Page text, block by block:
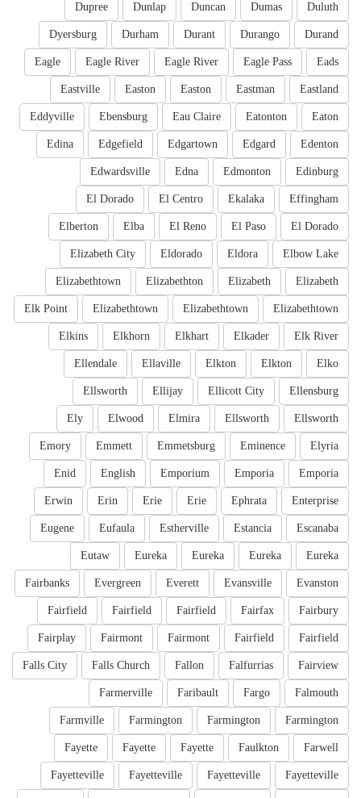
Duluth
Dumas
Duncan
Dunlap
Dupree
Durand
Durango
Durant
Durham
Dyersburg
Eads
Eagle Pass
Eagle River
Eagle River
Eagle
Eastland
Eastman
Easton
Easton
Eastville
Eaton
Eatonton
Eau Claire
Ebensburg
Eddyville
Edenton
Edgard
Edgartown
Edgefield
Edina
Edinburg
Edmonton
Edna
Edwardsville
Effingham
Ekalaka
El Centro
El Dorado
El Dorado
El Paso
El Reno
Elba
Elberton
Elbow Lake
Eldora
Eldorado
Elizabeth City
Elizabeth
Elizabeth
Elizabethton
Elizabethtown
Elizabethtown
Elizabethtown
Elizabethtown
Elk Point
Elk River
Elkader
Elkhart
Elkhorn
Elkins
Elko
Elkton
Elkton
Ellaville
Ellendale
Ellensburg
Ellicott City
Ellijay
Ellsworth
Ellsworth
Ellsworth
Elmira
Elwood
Ely
Elyria
Eminence
Emmetsburg
Emmett
Emory
Emporia
Emporia
Emporium
English
Enid
Enterprise
Ephrata
Erie
Erie
Erin
Erwin
Escanaba
Estancia
Estherville
Eufaula
Eugene
Eureka
Eureka
Eureka
Eureka
Eutaw
Evanston
Evansville
Everett
Evergreen
Fairbanks
Fairbury
Fairfax
Fairfield
Fairfield
Fairfield
Fairfield
Fairfield
Fairmont
Fairmont
Fairplay
Fairview
Falfurrias
Fallon
Falls Church
Falls City
Falmouth
Fargo
Faribault
Farmerville
Farmington
Farmington
Farmington
Farmville
Farwell
Faulkton
Fayette
Fayette
Fayette
Fayetteville
Fayetteville
Fayetteville
Fayetteville